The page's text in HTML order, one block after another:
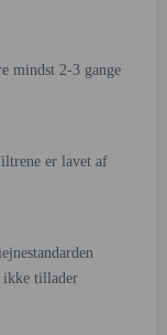
mindst 2-3 gange
er lavet af
ikke tillader